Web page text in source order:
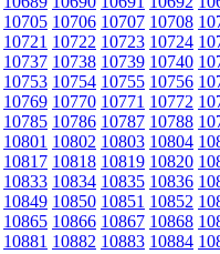
10705 10706 10707 10708
10721 10722 10723 10724
10737 10738 10739 10740
10753 10754 10755 10756
10769 10770 10771 10772
10785 10786 10787 10788
10801 10802 10803 10804
10817 10818 10819 10820
10833 10834 10835 10836
10849 10850 10851 10852
10865 10866 10867 10868
10881 10882 10883 10884